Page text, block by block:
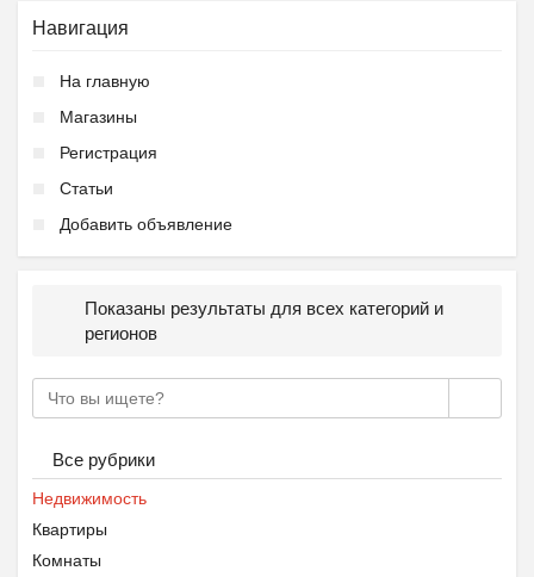
Навигация
На главную
Магазины
Регистрация
Статьи
Добавить объявление
Показаны результаты для всех категорий и
регионов
Все рубрики
Недвижимость
Квартиры
Комнаты